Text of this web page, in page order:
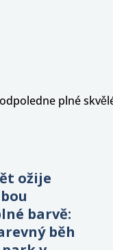
plné
ožije
barvě:
běh